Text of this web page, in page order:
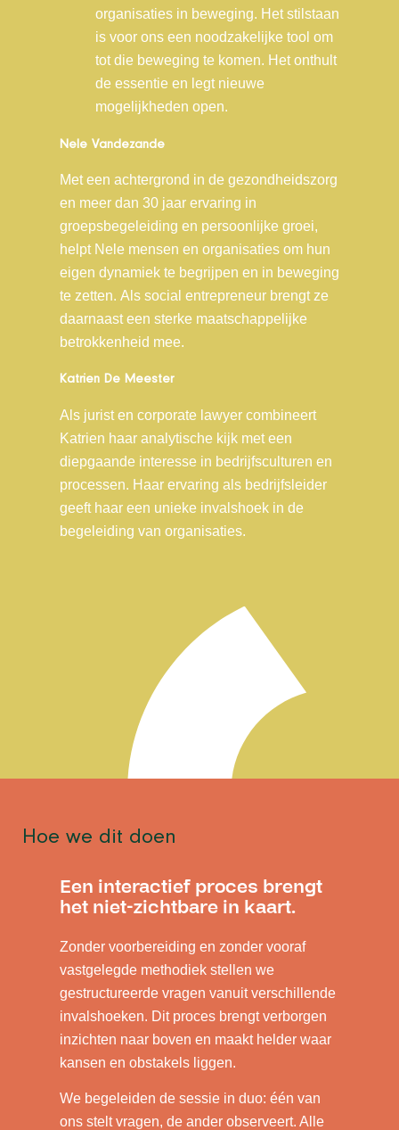
organisaties in beweging. Het stilstaan
is voor ons een noodzakelijke tool om
tot die beweging te komen. Het onthult
de essentie en legt nieuwe
mogelijkheden open.
Nele Vandezande
Met een achtergrond in de gezondheidszorg
en meer dan 30 jaar ervaring in
groepsbegeleiding en persoonlijke groei,
helpt Nele mensen en organisaties om hun
eigen dynamiek te begrijpen en in beweging
te zetten. Als social entrepreneur brengt ze
daarnaast een sterke maatschappelijke
betrokkenheid mee.
Katrien De Meester
Als jurist en corporate lawyer combineert
Katrien haar analytische kijk met een
diepgaande interesse in bedrijfsculturen en
processen. Haar ervaring als bedrijfsleider
geeft haar een unieke invalshoek in de
begeleiding van organisaties.
Hoe we dit doen
Een interactief proces brengt
het niet-zichtbare in kaart.
Zonder voorbereiding en zonder vooraf
vastgelegde methodiek stellen we
gestructureerde vragen vanuit verschillende
invalshoeken. Dit proces brengt verborgen
inzichten naar boven en maakt helder waar
kansen en obstakels liggen.
We begeleiden de sessie in duo: één van
ons stelt vragen, de ander observeert. Alle